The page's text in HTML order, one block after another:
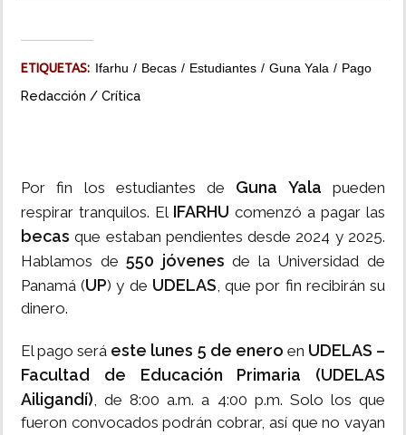
ETIQUETAS: Ifarhu Becas Estudiantes Guna Yala Pago
Redacción / Crítica
Por fin los estudiantes de Guna Yala pueden
respirar tranquilos. El IFARHU comenzó a pagar las
becas que estaban pendientes desde 2024 y 2025.
Hablamos de550 jóvenes de la Universidad de
Panamá (UP) y de UDELAS, que por fin recibirán su
dinero.
El pago será este lunes 5 de enero en UDELAS –
Facultad de Educación Primaria (UDELAS
Ailigandí), de 8:00 a.m. a 4:00 p.m. Solo los que
fueron convocados podrán cobrar, así que no vayan